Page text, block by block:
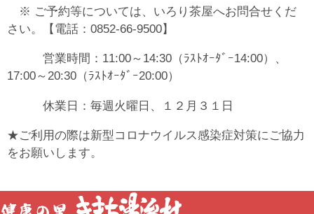
※ ご予約等については、いろり茶屋へお問合せくだ
さい。【電話：0852-66-9500】
営業時間：11:00～14:30（ﾗｽﾄｵｰﾀﾞｰ14:00）、
17:00～20:30（ﾗｽﾄｵｰﾀﾞｰ20:00）
休業日：毎週火曜日、１２月３１日
★ご利用の際は新型コロナウイルス感染症対策にご協力
をお願いします。